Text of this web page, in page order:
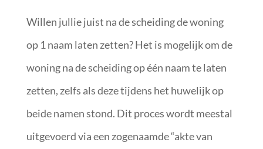
Willen jullie juist na de scheiding de woning
op 1 naam laten zetten? Het is mogelijk om de
woning na de scheiding op één naam te laten
zetten, zelfs als deze tijdens het huwelijk op
beide namen stond. Dit proces wordt meestal
uitgevoerd via een zogenaamde “akte van